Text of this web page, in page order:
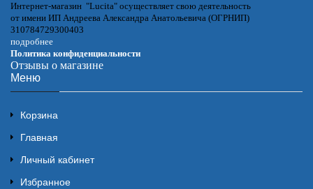
Интернет-магазин "Lucita" осуществляет свою деятельность
от имени ИП Андреева Александра Анатольевича (ОГРНИП)
310784729300403
подробнее
Политика конфиденциальности
Отзывы о магазине
Меню
Корзина
Главная
Личный кабинет
Избранное